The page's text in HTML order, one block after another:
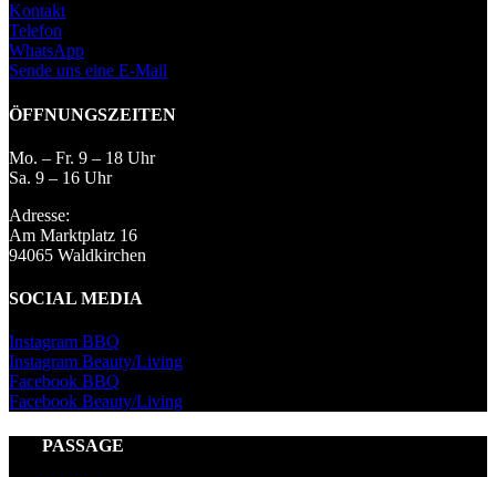
Kontakt
Telefon
WhatsApp
Sende uns eine E-Mail
ÖFFNUNGSZEITEN
Mo. – Fr. 9 – 18 Uhr
Sa. 9 – 16 Uhr
Adresse:
Am Marktplatz 16
94065 Waldkirchen
SOCIAL MEDIA
Instagram BBQ
Instagram Beauty/Living
Facebook BBQ
Facebook Beauty/Living
PASSAGE